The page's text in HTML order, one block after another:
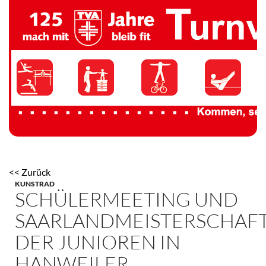
TV 1894 Auersmacher
<< Zurück
KUNSTRAD
SCHÜLERMEETING UND
DER JUNIOREN IN